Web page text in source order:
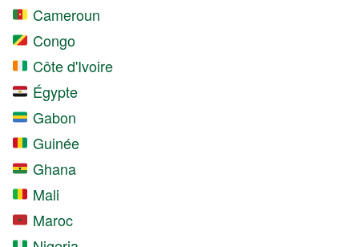
Cameroun
Congo
Côte d'Ivoire
Égypte
Gabon
Guinée
Ghana
Mali
Maroc